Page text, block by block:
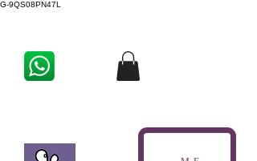
G-9QS08PN47L